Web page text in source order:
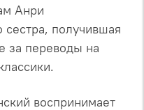
Анри
сестра, получившая
за переводы на
воспринимает